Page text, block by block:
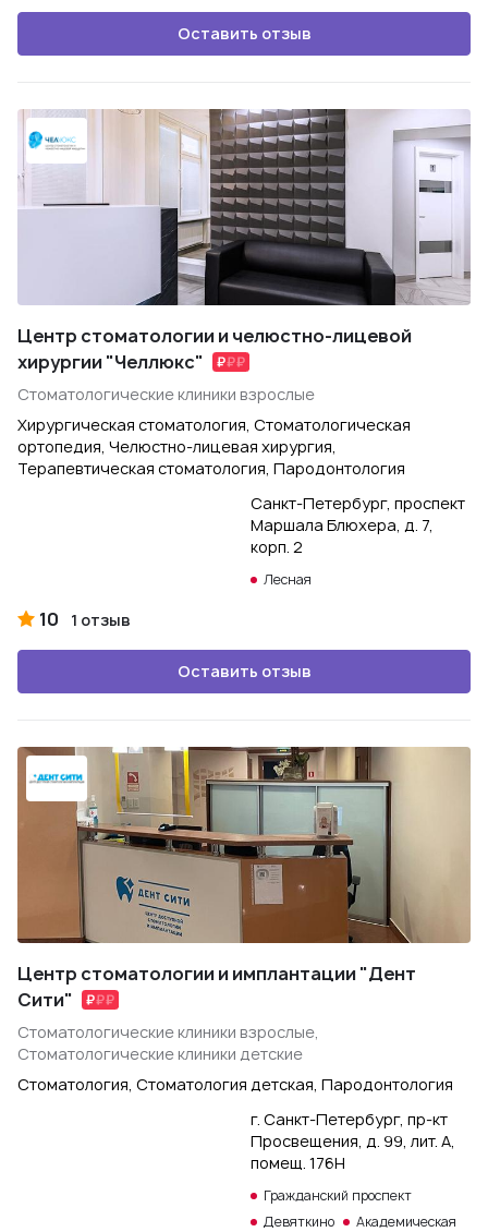
Оставить отзыв
Центр стоматологии и челюстно-лицевой
хирургии "Челлюкс"
Стоматологические клиники взрослые
Хирургическая стоматология, Стоматологическая
ортопедия, Челюстно-лицевая хирургия,
Терапевтическая стоматология, Пародонтология
Санкт-Петербург, проспект
Маршала Блюхера, д. 7,
корп. 2
Лесная
10 1 отзыв
Оставить отзыв
Центр стоматологии и имплантации "Дент
Сити"
Стоматологические клиники взрослые,
Стоматологические клиники детские
Стоматология, Стоматология детская, Пародонтология
г. Санкт-Петербург, пр-кт
Просвещения, д. 99, лит. А,
помещ. 176Н
Гражданский проспект
Девяткино
Академическая